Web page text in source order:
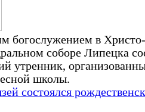
богослужением в Христо-
соборе Липецка
утренник,
школы.
состоялся